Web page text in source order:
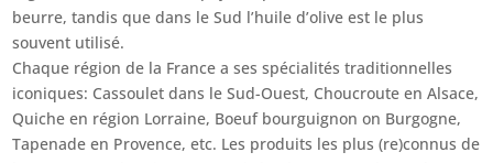
beurre, tandis que dans le Sud l’huile d’olive est le plus
souvent utilisé.
Chaque région de la France a ses spécialités traditionnelles
iconiques: Cassoulet dans le Sud-Ouest, Choucroute en Alsace,
Quiche en région Lorraine, Boeuf bourguignon on Burgogne,
Tapenade en Provence, etc. Les produits les plus (re)connus de